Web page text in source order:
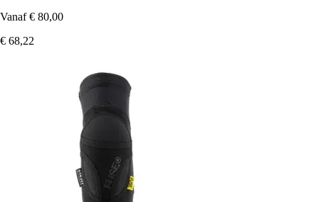
Vanaf € 80,00
€ 68,22